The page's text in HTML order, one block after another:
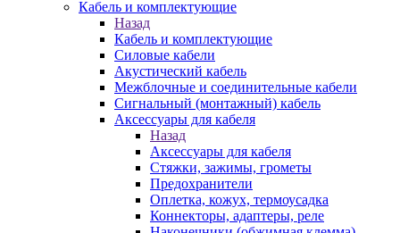
Кабель и комплектующие
Назад
Кабель и комплектующие
Силовые кабели
Акустический кабель
Межблочные и соединительные кабели
Сигнальный (монтажный) кабель
Аксессуары для кабеля
Назад
Аксессуары для кабеля
Стяжки, зажимы, грометы
Предохранители
Оплетка, кожух, термоусадка
Коннекторы, адаптеры, реле